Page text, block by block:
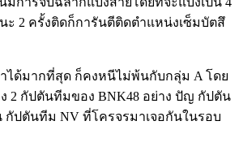
ะ 2 ครั้งติดก็การันตีติดตำแหน่งเซ็มบัตสึ
าได้มากที่สุด ก็คงหนีไม่พ้นกับกลุ่ม A โดย
ง 2 กัปตันทีมของ BNK48 อย่าง ปัญ กัปตัน
กัปตันทีม NV ที่โครจรมาเจอกันในรอบ